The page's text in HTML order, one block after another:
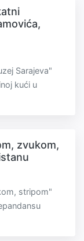
Sarajeva"
kući u
zvukom,
stripom"